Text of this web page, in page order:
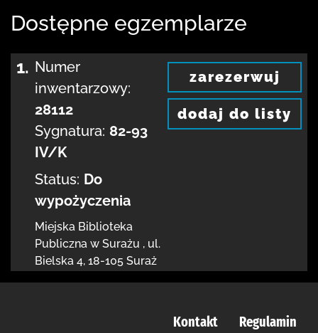
Dostępne egzemplarze
1. Numer
inwentarzowy:
28112
Sygnatura: 82-93
IV/K
Status: Do
wypożyczenia
Miejska Biblioteka
Publiczna w Surażu , ul.
Bielska 4, 18-105 Suraż
zarezerwuj
dodaj do listy
Kontakt Regulamin